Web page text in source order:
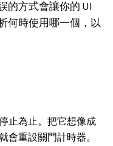
的方式會讓你的 UI
何時使用哪一個，以
止為止。把它想像成
會重設關門計時器。